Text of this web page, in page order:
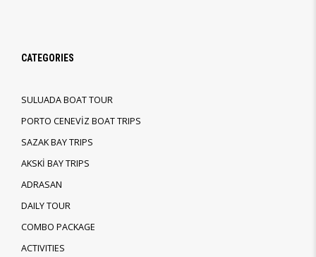
CATEGORIES
SULUADA BOAT TOUR
PORTO CENEVİZ BOAT TRIPS
SAZAK BAY TRIPS
AKSKİ BAY TRIPS
ADRASAN
DAILY TOUR
COMBO PACKAGE
ACTIVITIES